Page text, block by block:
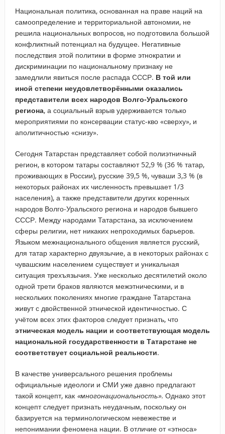
Национальная политика, основанная на праве наций на
самоопределение и территориальной автономии, не
решила национальных вопросов, но подготовила большой
конфликтный потенциал на будущее. Негативные
последствия этой политики в форме этнократии и
дискриминации по национальному признаку не
замедлили явиться после распада СССР. В той или
иной степени неудовлетворёнными оказались
представители всех народов Волго-Уральского
региона, а социальный взрыв удерживается только
мероприятиями по консервации статус-кво «сверху», и
аполитичностью «снизу».
Сегодня Татарстан представляет собой полиэтничный
регион, в котором татары составляют 52,9 % (36 % татар,
проживающих в России), русские 39,5 %, чуваши 3,3 % (в
некоторых районах их численность превышает 1/3
населения), а также представители других коренных
народов Волго-Уральского региона и народов бывшего
СССР. Между народами Татарстана, за исключением
сферы религии, нет никаких непроходимых барьеров.
Языком межнационального общения является русский,
для татар характерно двуязычие, а в некоторых районах с
чувашским населением существует и уникальная
ситуация трехъязычия. Уже несколько десятилетий около
одной трети браков являются межэтническими, и в
нескольких поколениях многие граждане Татарстана
живут с двойственной этнической идентичностью. С
учётом всех этих факторов следует признать, что
этническая модель нации и соответствующая модель
национальной государственности в Татарстане не
соответствует социальной реальности.
В качестве универсального решения проблемы
официальные идеологи и СМИ уже давно предлагают
такой концепт, как «многонациональность». Однако этот
концепт следует признать неудачным, поскольку он
базируется на терминологическом невежестве и
непонимании феномена нации. В отличие от «этноса»